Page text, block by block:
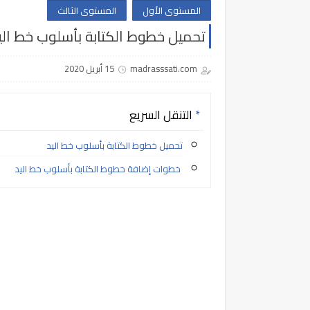
المستوى الأول المستوى الثالث
تحميل خطوط الكتابة بأسلوب خط
madrasssati.com 15 أبريل 2020
التنقل السريع
تحميل خطوط الكتابة بأسلوب خط اليد
خطوات إضافة خطوط الكتابة بأسلوب خط اليد